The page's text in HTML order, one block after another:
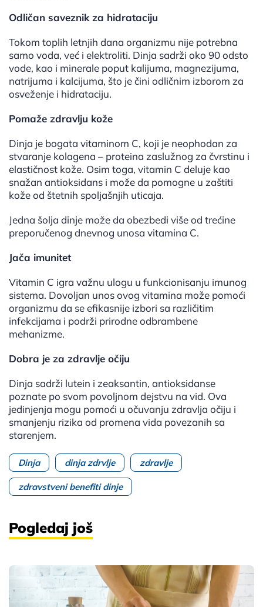
Odličan saveznik za hidrataciju
Tokom toplih letnjih dana organizmu nije potrebna
samo voda, već i elektroliti. Dinja sadrži oko 90 odsto
vode, kao i minerale poput kalijuma, magnezijuma,
natrijuma i kalcijuma, što je čini odličnim izborom za
osveženje i hidrataciju.
Pomaže zdravlju kože
Dinja je bogata vitaminom C, koji je neophodan za
stvaranje kolagena – proteina zaslužnog za čvrstinu i
elastičnost kože. Osim toga, vitamin C deluje kao
snažan antioksidans i može da pomogne u zaštiti
kože od štetnih spoljašnjih uticaja.
Jedna šolja dinje može da obezbedi više od trećine
preporučenog dnevnog unosa vitamina C.
Jača imunitet
Vitamin C igra važnu ulogu u funkcionisanju imunog
sistema. Dovoljan unos ovog vitamina može pomoći
organizmu da se efikasnije izbori sa različitim
infekcijama i podrži prirodne odbrambene
mehanizme.
Dobra je za zdravlje očiju
Dinja sadrži lutein i zeaksantin, antioksidanse
poznate po svom povoljnom dejstvu na vid. Ova
jedinjenja mogu pomoći u očuvanju zdravlja očiju i
smanjenju rizika od promena vida povezanih sa
starenjem.
Dinja dinja zdrvlje zdravlje
zdravstveni benefiti dinje
Pogledaj još